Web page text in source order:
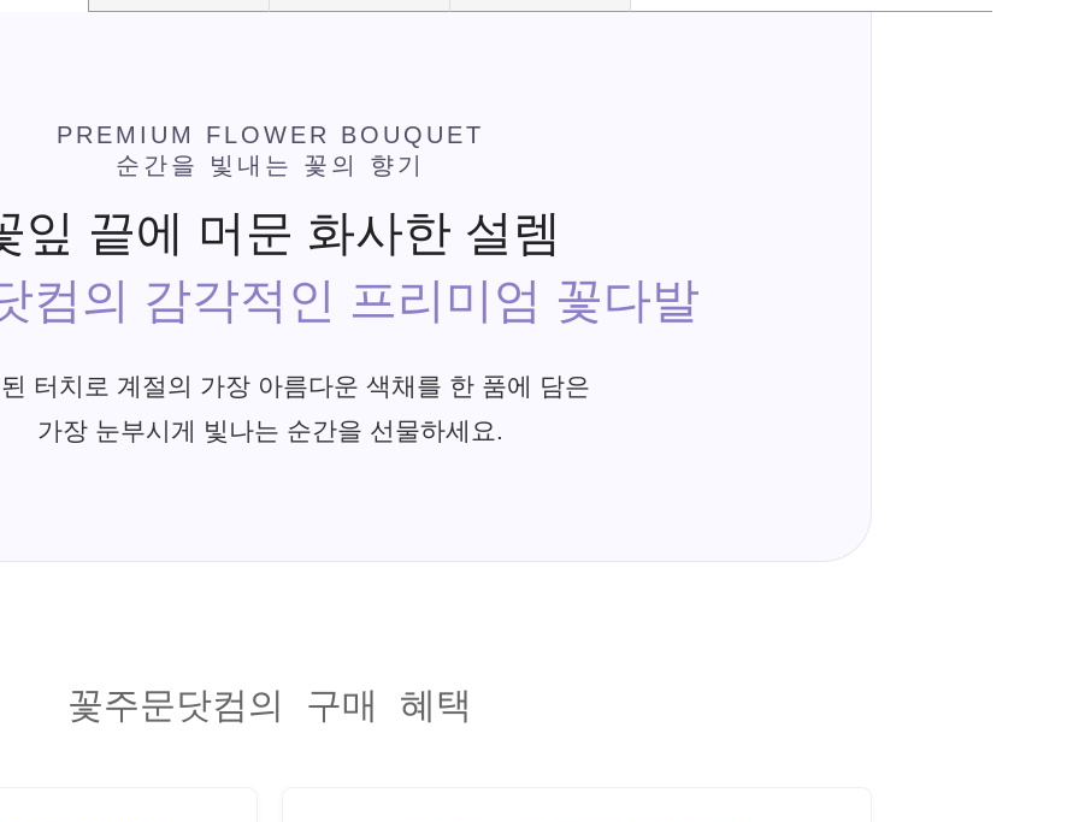
PREMIUM FLOWER BOUQUET
순간을 빛내는 꽃의 향기
잎 끝에 머문 화사한 설렘
컴의 감각적인 프리미엄 꽃다발
터치로 계절의 가장 아름다운 색채를 한 품에 담은
가장 눈부시게 빛나는 순간을 선물하세요.
꽃주문닷컴의 구매 혜택